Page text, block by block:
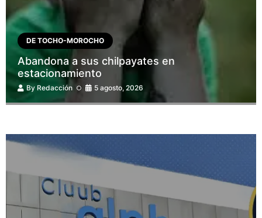
DE TOCHO-MOROCHO
Abandona a sus chilpayates en
estacionamiento
By Redacción 5 agosto, 2026